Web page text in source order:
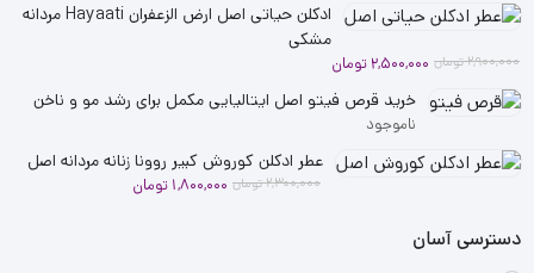
ادکلن حیاتی اصل ارض الزعفران Hayaati مردانه
مشکی
2,900,000تومان
قیمت
اصلی
2,900,000 تومان
2,500,000 تومان
قیمت
فعلی
2,500,000 تومان
خرید قرص فیتو اصل ایتالیایی مکمل برای رشد مو و ناخن
ناموجود
عطر ادکلن کوروش کبیر روونا زنانه مردانه اصل
2,300,000تومان
قیمت
1,800,000 تومان
قیمت
دسترسی آسان